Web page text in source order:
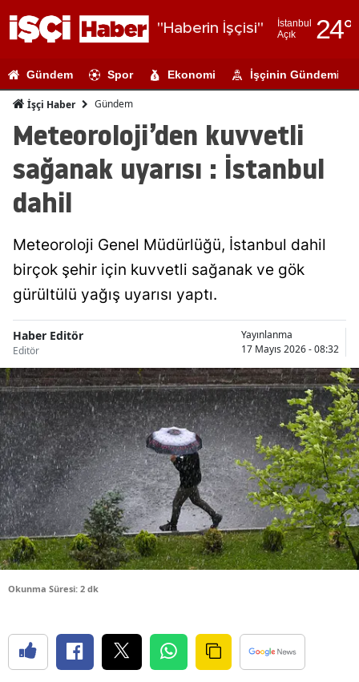
"Haberin İşçisi"
İstanbul
Açık
24°
Adıyaman
Ağrı
Amasya
Antalya
Artvin
Balıkesir
Bilecik
Bingöl
Bitlis
Bolu
Burdur
Bursa
Çanakkale
Çorum
Denizli
Gündem Spor Ekonomi İşçinin Gündemi
İşçi Haber Gündem
Meteoroloji’den kuvvetli
sağanak uyarısı : İstanbul
dahil
Meteoroloji Genel Müdürlüğü, İstanbul dahil
birçok şehir için kuvvetli sağanak ve gök
gürültülü yağış uyarısı yaptı.
Haber Editör
Editör
Yayınlanma
17 Mayıs 2026 - 08:32
Okunma Süresi: 2 dk